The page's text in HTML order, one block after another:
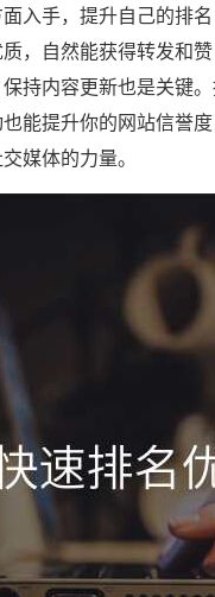
入手，提升自己的排
，自然能获得转发和
持内容更新也是关键
能提升你的网站信誉
媒体的力量。